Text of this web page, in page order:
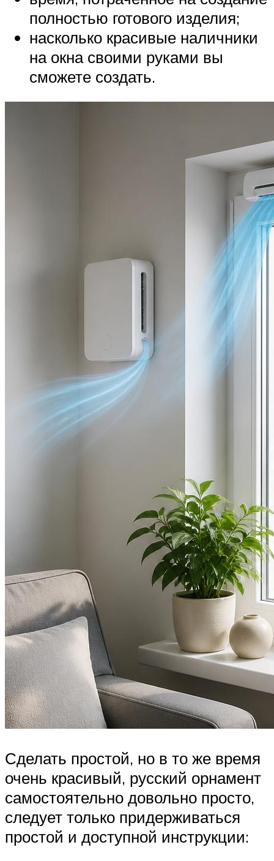
полностью готового изделия;
насколько красивые наличники
на окна своими руками вы
сможете создать.
Сделать простой, но в то же время
очень красивый, русский орнамент
самостоятельно довольно просто,
следует только придерживаться
простой и доступной инструкции: